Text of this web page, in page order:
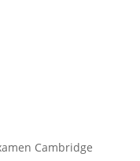
Cambridge